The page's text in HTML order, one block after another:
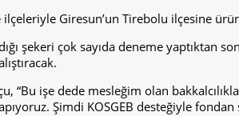
Giresun’un Tirebolu ilçesine
şekeri çok sayıda deneme yaptıktan
“Bu işe dede mesleğim olan
Şimdi KOSGEB desteğiyle